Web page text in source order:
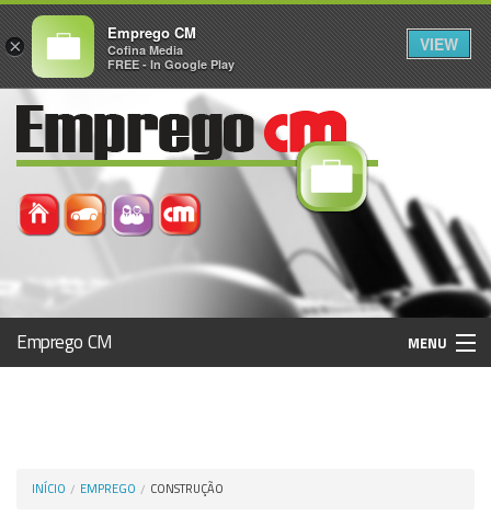
Emprego CM MENU
INÍCIO EMPREGO CONSTRUÇÃO
×
Emprego CM
Cofina Media
FREE - In Google Play
VIEW